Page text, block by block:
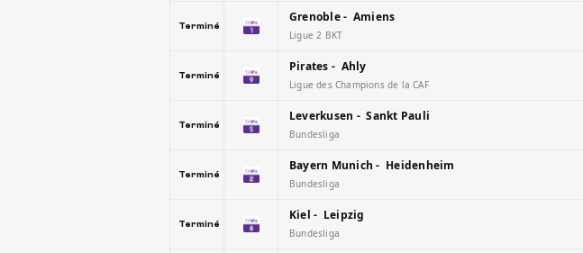
Terminé
Grenoble - Amiens
Ligue 2 BKT
Terminé
Pirates - Ahly
Ligue des Champions de la CAF
Terminé
Leverkusen - Sankt Pauli
Bundesliga
Terminé
Bayern Munich - Heidenheim
Bundesliga
Terminé
Kiel - Leipzig
Bundesliga